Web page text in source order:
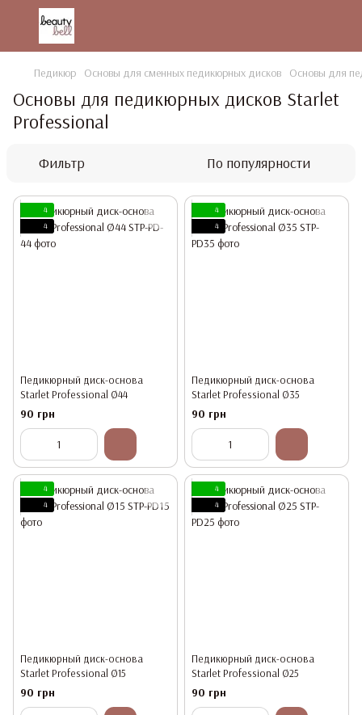
Педикюр Основы для сменных педикюрных дисков Основы для
Основы для педикюрных дисков Starlet
Professional
Фильтр По популярности
4
4
Педикюрный диск-основа
Starlet Professional Ø44
90 грн
4
4
Педикюрный диск-основа
Starlet Professional Ø35
90 грн
4
4
Педикюрный диск-основа
Starlet Professional Ø15
90 грн
4
4
Педикюрный диск-основа
Starlet Professional Ø25
90 грн